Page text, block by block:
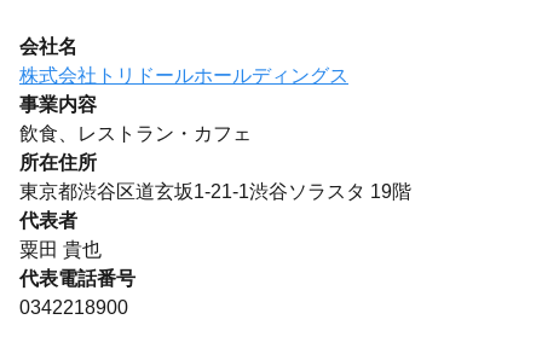
会社名
株式会社トリドールホールディングス
事業内容
飲食、レストラン・カフェ
所在住所
東京都渋谷区道玄坂1-21-1渋谷ソラスタ 19階
代表者
粟田 貴也
代表電話番号
0342218900